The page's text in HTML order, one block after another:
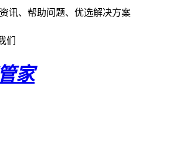
讯、帮助问题、优选解决方案
家